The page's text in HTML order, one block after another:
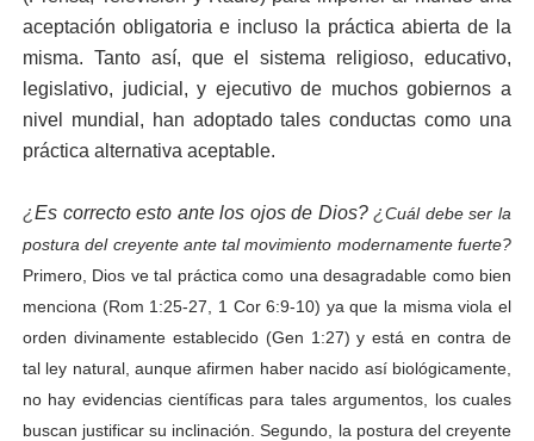
aceptación obligatoria e incluso la práctica abierta de la
misma. Tanto así, que el sistema religioso, educativo,
legislativo, judicial, y ejecutivo de muchos gobiernos a
nivel mundial, han adoptado tales conductas como una
práctica alternativa aceptable.
¿Es correcto esto ante los ojos de Dios?¿Cuál debe ser la
postura del creyente ante tal movimiento modernamente fuerte?
Primero, Dios ve tal práctica como una desagradable como bien
menciona (Rom 1:25-27, 1 Cor 6:9-10) ya que la misma viola el
orden divinamente establecido (Gen 1:27) y está en contra de
tal ley natural, aunque afirmen haber nacido así biológicamente,
no hay evidencias científicas para tales argumentos, los cuales
buscan justificar su inclinación. Segundo, la postura del creyente